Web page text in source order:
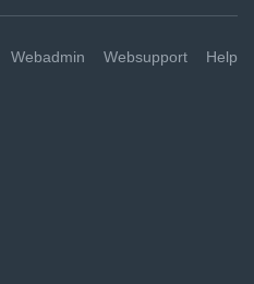
Webadmin Websupport Help